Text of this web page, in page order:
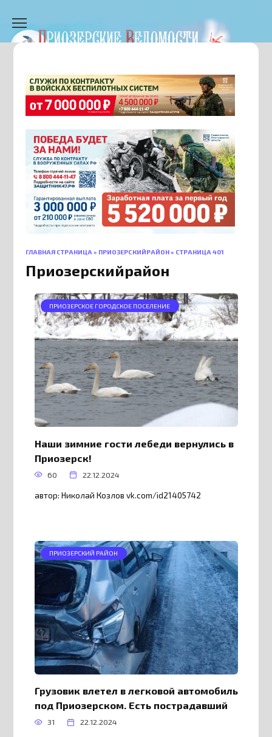
содержанию
ГЛАВНАЯ СТРАНИЦА » ПРИОЗЕРСКИЙРАЙОН » СТРАНИЦА 401
Приозерскийрайон
ПРИОЗЕРСКОЕ ГОРОДСКОЕ ПОСЕЛЕНИЕ
Наши зимние гости лебеди вернулись в
Приозерск!
60 22.12.2024
автор: Николай Козлов vk.com/id21405742
ПРИОЗЕРСКИЙ РАЙОН
Грузовик влетел в легковой автомобиль
под Приозерском. Есть пострадавший
31 22.12.2024